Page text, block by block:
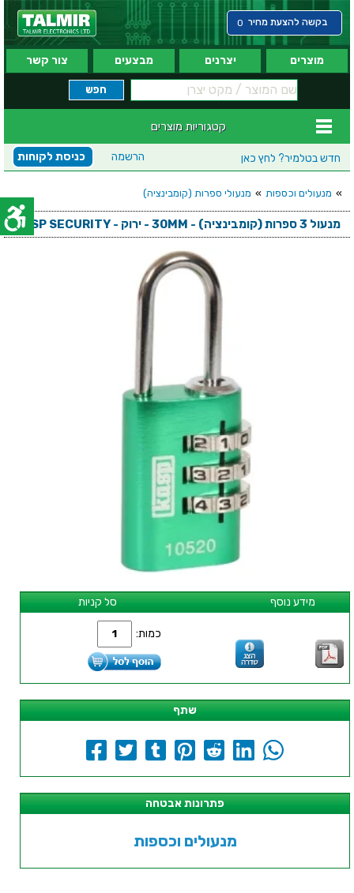
בקשה להצעת מחיר 0
מוצרים יצרנים מבצעים צור קשר
קטגוריות מוצרים
חדש בטלמיר? לחץ כאן כניסת לקוחות הרשמה
» מנעולים וכספות » מנעולי ספרות (קומבינציה)
מנעול 3 ספרות (קומבינציה) - 30MM - ירוק - KASP SECURITY
סל קניות מידע נוסף
כמות:
שתף
פתרונות אבטחה
מנעולים וכספות